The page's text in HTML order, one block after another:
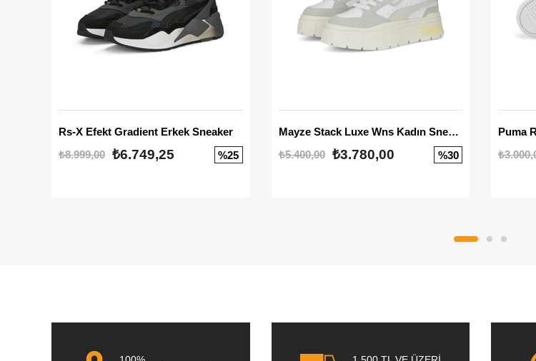
Rs-X Efekt Gradient Erkek Sneaker
₺8.999,00 ₺6.749,25 %25
Mayze Stack Luxe Wns Kadın Sneaker
₺5.400,00
₺3.780,00 %30
Puma